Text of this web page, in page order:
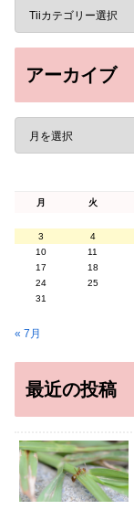
アーカイブ
月 火
3
4
10
11
17
18
24
25
31
« 7月
最近の投稿